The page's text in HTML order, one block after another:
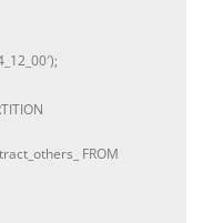
FROM